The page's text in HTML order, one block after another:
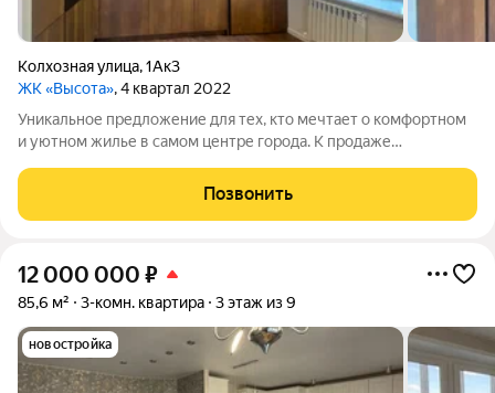
Колхозная улица,1Ак3
ЖК «Высота», 4 квартал 2022
Уникальное предложение для тех, кто мечтает о комфортном
и уютном жилье в самом центре города. К продаже
кирпичном доме, расположенном в экологически
благоприятном районе. Удачная планировка
Позвонить
12 000 000 ₽
85,6 м² 3-комн. квартира 3 этаж из 9
новостройка